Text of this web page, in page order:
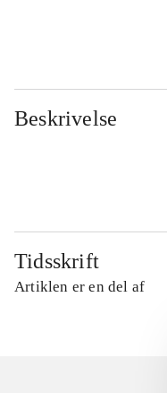
Beskrivelse
Tidsskrift
Artiklen er en del af